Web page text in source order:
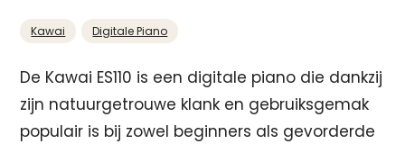
Kawai Digitale Piano
De Kawai ES110 is een digitale piano die dankzij
zijn natuurgetrouwe klank en gebruiksgemak
populair is bij zowel beginners als gevorderde